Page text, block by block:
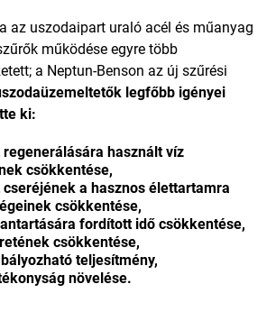
az uszodaipart uraló acél és műanyag
működése egyre több
a Neptun-Benson az új szűrési
legfőbb igényei
ki:
használt víz
csökkentése,
a hasznos élettartamra
csökkentése,
fordított idő csökkentése,
csökkentése,
teljesítmény,
növelése.